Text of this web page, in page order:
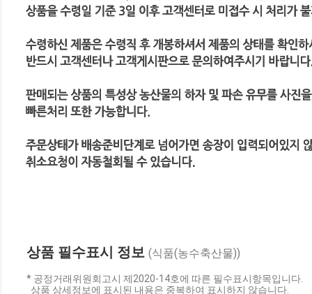
상품 필수표시 정보 (식품(농수축산물))
* 공정거래위원회고시 제2020-14호에 따른 필수표시항목입니다.
상품 상세정보에 표시된 내용은 중복하여 표시하지 않습니다.